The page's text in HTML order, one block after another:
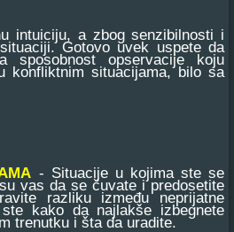
intuiciju, a zbog senzibilnosti i
Gotovo uvek uspete da
sposobnost opservacije koju
konfliktnim situacijama, bilo sa
- Situacije u kojima ste se
vas da se čuvate i predosetite
razliku između neprijatne
kako da najlakše izbegnete
trenutku i šta da uradite.